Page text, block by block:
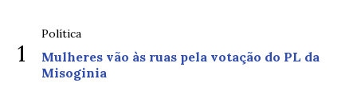
1
Política
Mulheres vão às ruas pela votação do PL da
Misoginia